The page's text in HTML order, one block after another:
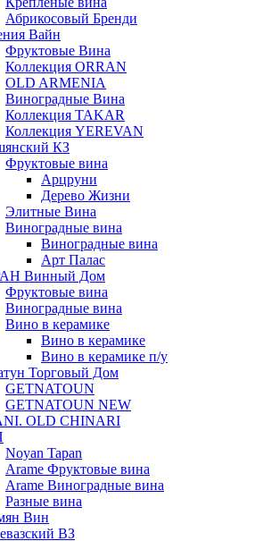
Абрикосовый Бренди
Вайн
Фруктовые Вина
Коллекция ORRAN
OLD ARMENIA
Виноградные Вина
Коллекция TAKAR
Коллекция YEREVAN
КЗ
Фруктовые вина
Арцруни
Дерево Жизни
Элитные Вина
Виноградные вина
Виноградные вина
Арт Палас
Винный Дом
Фруктовые вина
Виноградные вина
Вино в керамике
Вино в керамике
Вино в керамике п/у
Торговый Дом
GETNATOUN
GETNATOUN NEW
OLD CHINARI
Noyan Tapan
Arame Фруктовые вина
Arame Виноградные вина
Разные вина
Вин
ВЗ